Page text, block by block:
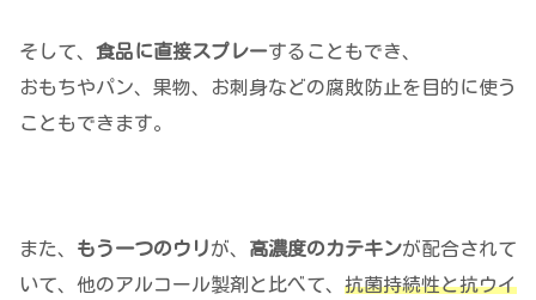
そして、 食品に直接スプレーすることもでき、
おもちやパン、果物、お刺身などの腐敗防止を目的に使う
こともできます。
また、 もう一つのウリが、 高濃度のカテキンが配合されて
いて、他のアルコール製剤と比べて、 抗菌持続性と抗ウイ